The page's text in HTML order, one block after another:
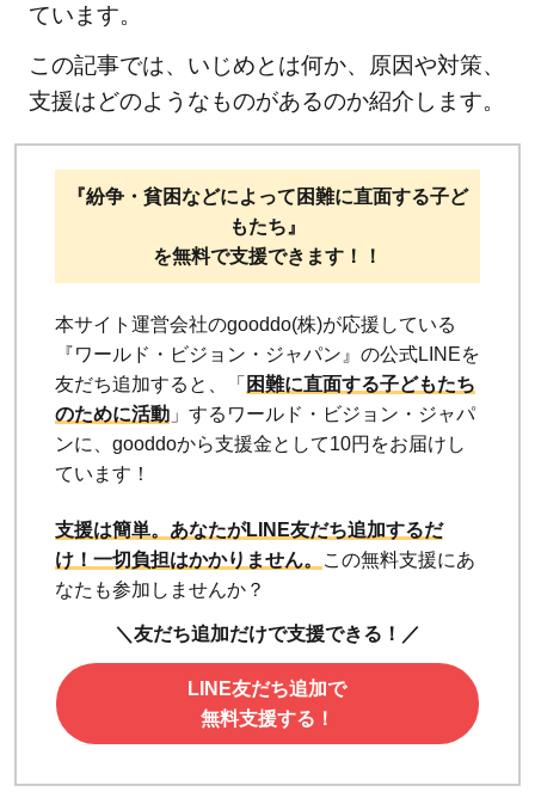
ています。
この記事では、いじめとは何か、原因や対策、
支援はどのようなものがあるのか紹介します。
『紛争・貧困などによって困難に直面する子ど
もたち』
を無料で支援できます！！
本サイト運営会社のgooddo(株)が応援している
『ワールド・ビジョン・ジャパン』の公式LINEを
友だち追加すると、「 困難に直面する子どもたち
のために活動 」するワールド・ビジョン・ジャパ
ンに、gooddoから支援金として10円をお届けし
ています！
支援は簡単。あなたがLINE友だち追加するだ
け！ 一切負担はかかりません。
この無料支援にあ
なたも参加しませんか？
＼友だち追加だけで支援できる！／
LINE友だち追加で
無料支援する！